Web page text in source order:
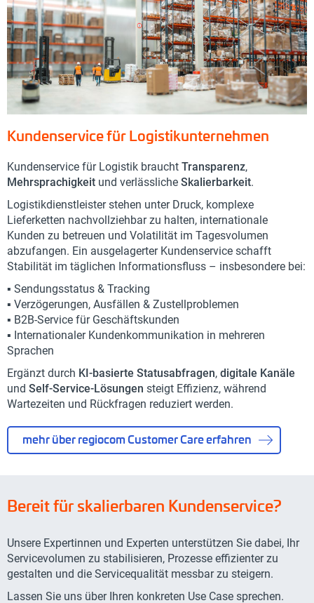
Kundenservice für Logistikunternehmen
Kundenservice für Logistik braucht Transparenz,
Mehrsprachigkeit und verlässliche Skalierbarkeit.
Logistikdienstleister stehen unter Druck, komplexe
Lieferketten nachvollziehbar zu halten, internationale
Kunden zu betreuen und Volatilität im Tagesvolumen
abzufangen. Ein ausgelagerter Kundenservice schafft
Stabilität im täglichen Informationsfluss – insbesondere bei:
▪️ Sendungsstatus & Tracking
▪️ Verzögerungen, Ausfällen & Zustellproblemen
▪️ B2B-Service für Geschäftskunden
▪️ Internationaler Kundenkommunikation in mehreren
Sprachen
Ergänzt durch KI-basierte Statusabfragen, digitale Kanäle
und Self-Service-Lösungen steigt Effizienz, während
Wartezeiten und Rückfragen reduziert werden.
mehr über regiocom Customer Care erfahren
Bereit für skalierbaren Kundenservice?
Unsere Expertinnen und Experten unterstützen Sie dabei, Ihr
Servicevolumen zu stabilisieren, Prozesse effizienter zu
gestalten und die Servicequalität messbar zu steigern.
Lassen Sie uns über Ihren konkreten Use Case sprechen.